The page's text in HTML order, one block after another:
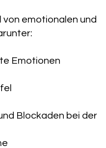
von emotionalen und
Emotionen
Blockaden bei der